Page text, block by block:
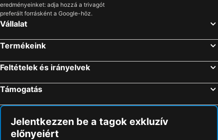
eredményeinket: adja hozzá a trivagót
preferált forrásként a Google-höz.
Vállalat
Termékeink
Feltételek és irányelvek
Támogatás
Jelentkezzen be a tagok exkluzív
előnyeiért